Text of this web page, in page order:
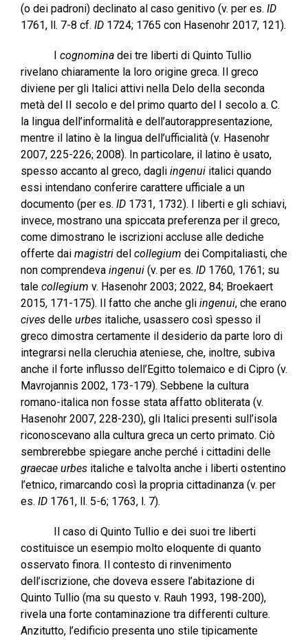
(o dei padroni) declinato al caso genitivo (v. per es. ID
1761, ll. 7-8 cf. ID 1724; 1765 con Hasenohr 2017, 121).
cognomina dei tre liberti di Quinto Tullio
rivelano chiaramente la loro origine greca. Il greco
diviene per gli Italici attivi nella Delo della seconda
metà del II secolo e del primo quarto del I secolo a. C.
la lingua dell’informalità e dell’autorappresentazione,
mentre il latino è la lingua dell’ufficialità (v. Hasenohr
2007, 225-226; 2008). In particolare, il latino è usato,
spesso accanto al greco, dagli ingenui italici quando
essi intendano conferire carattere ufficiale a un
documento (per es. ID 1731, 1732). I liberti e gli schiavi,
invece, mostrano una spiccata preferenza per il greco,
come dimostrano le iscrizioni accluse alle dediche
offerte dai magistri del collegium dei Compitaliasti, che
non comprendeva ingenui (v. per es. ID 1760, 1761; su
tale collegium v. Hasenohr 2003; 2022, 84; Broekaert
2015, 171-175). Il fatto che anche gli ingenui, che erano
cives delle urbes italiche, usassero così spesso il
greco dimostra certamente il desiderio da parte loro di
integrarsi nella cleruchia ateniese, che, inoltre, subiva
anche il forte influsso dell’Egitto tolemaico e di Cipro (v.
Mavrojannis 2002, 173-179). Sebbene la cultura
romano-italica non fosse stata affatto obliterata (v.
Hasenohr 2007, 228-230), gli Italici presenti sull’isola
riconoscevano alla cultura greca un certo primato. Ciò
sembrerebbe spiegare anche perché i cittadini delle
graecae urbes italiche e talvolta anche i liberti ostentino
l’etnico, rimarcando così la propria cittadinanza (v. per
es. ID 1761, ll. 5-6; 1763, l. 7).
Il caso di Quinto Tullio e dei suoi tre liberti
costituisce un esempio molto eloquente di quanto
osservato finora. Il contesto di rinvenimento
dell’iscrizione, che doveva essere l’abitazione di
Quinto Tullio (ma su questo v. Rauh 1993, 198-200),
rivela una forte contaminazione tra differenti culture.
Anzitutto, l’edificio presenta uno stile tipicamente